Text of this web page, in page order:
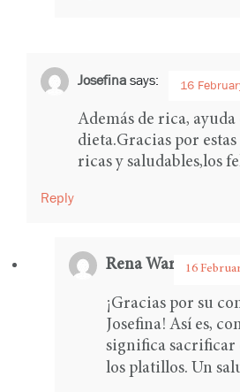
Josefina says: 16
Además de rica, ayuda
dieta.Gracias por
ricas y saludables,los
Reply
Rena Ware16
¡Gracias por su
Josefina! Así es,
significa sacrificar
los platillos. Un